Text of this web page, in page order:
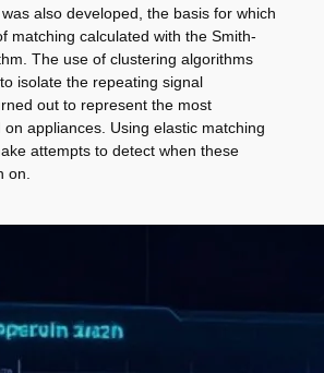
also developed, the basis for which
matching calculated with the Smith-
The use of clustering algorithms
isolate the repeating signal
out to represent the most
appliances. Using elastic matching
attempts to detect when these
on.